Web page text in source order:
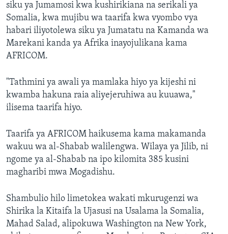
siku ya Jumamosi kwa kushirikiana na serikali ya
Somalia, kwa mujibu wa taarifa kwa vyombo vya
habari iliyotolewa siku ya Jumatatu na Kamanda wa
Marekani kanda ya Afrika inayojulikana kama
AFRICOM.
"Tathmini ya awali ya mamlaka hiyo ya kijeshi ni
kwamba hakuna raia aliyejeruhiwa au kuuawa,"
ilisema taarifa hiyo.
Taarifa ya AFRICOM haikusema kama makamanda
wakuu wa al-Shabab walilengwa. Wilaya ya Jilib, ni
ngome ya al-Shabab na ipo kilomita 385 kusini
magharibi mwa Mogadishu.
Shambulio hilo limetokea wakati mkurugenzi wa
Shirika la Kitaifa la Ujasusi na Usalama la Somalia,
Mahad Salad, alipokuwa Washington na New York,